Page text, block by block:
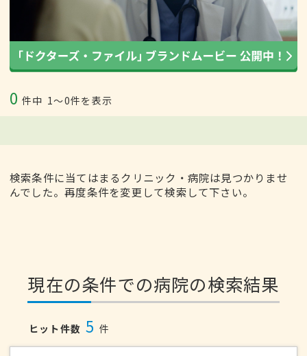
0 件中 1〜0件を表示
検索条件に当てはまるクリニック・病院は見つかりませ
んでした。再度条件を変更して検索して下さい。
現在の条件での病院の検索結果
ヒット件数 5 件